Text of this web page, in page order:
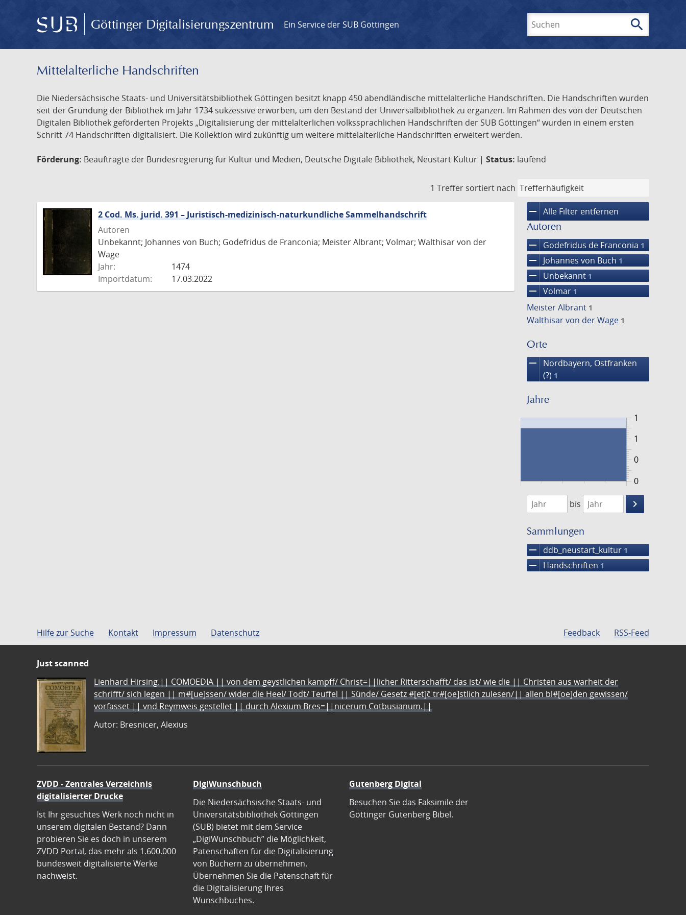
Göttinger Digitalisierungszentrum Ein Service der SUB Göttingen search
Mittelalterliche Handschriften
Die Niedersächsische Staats- und Universitätsbibliothek Göttingen besitzt knapp 450 abendländische mittelalterliche Handschriften. Die Handschriften wurden
seit der Gründung der Bibliothek im Jahr 1734 sukzessive erworben, um den Bestand der Universalbibliothek zu ergänzen. Im Rahmen des von der Deutschen
Digitalen Bibliothek geförderten Projekts „Digitalisierung der mittelalterlichen volkssprachlichen Handschriften der SUB Göttingen“ wurden in einem ersten
Schritt 74 Handschriften digitalisiert. Die Kollektion wird zukünftig um weitere mittelalterliche Handschriften erweitert werden.
Förderung: Beauftragte der Bundesregierung für Kultur und Medien, Deutsche Digitale Bibliothek, Neustart Kultur | Status: laufend
1 Treffer sortiert nach
remove Alle Filter entfernen
Autoren
remove Godefridus de Franconia 1
remove Johannes von Buch 1
remove Unbekannt 1
remove Volmar 1
Meister Albrant 1
Walthisar von der Wage 1
Orte
remove
Nordbayern, Ostfranken
(?) 1
Jahre
0
1
0
1
1474
1475
bis
keyboard_arrow_right
Suche
Sammlungen
remove ddb_neustart_kultur 1
remove Handschriften 1
2 Cod. Ms. jurid. 391 – Juristisch-medizinisch-naturkundliche Sammelhandschrift
Autoren
Unbekannt; Johannes von Buch; Godefridus de Franconia; Meister Albrant; Volmar; Walthisar von der
Wage
Jahr:
1474
Importdatum:
17.03.2022
Hilfe zur Suche Kontakt Impressum Datenschutz Feedback RSS-Feed
Just scanned
Lienhard Hirsing.|| COMOEDIA || von dem geystlichen kampff/ Christ=||licher Ritterschafft/ das ist/ wie die || Christen aus warheit der
schrifft/ sich legen || m#[ue]ssen/ wider die Heel/ Todt/ Teuffel || Sünde/ Gesetz #[et]c̃ tr#[oe]stlich zulesen/|| allen bl#[oe]den gewissen/
vorfasset || vnd Reymweis gestellet || durch Alexium Bres=||nicerum Cotbusianum.||
Autor: Bresnicer, Alexius
ZVDD - Zentrales Verzeichnis
digitalisierter Drucke
Ist Ihr gesuchtes Werk noch nicht in
unserem digitalen Bestand? Dann
probieren Sie es doch in unserem
ZVDD Portal, das mehr als 1.600.000
bundesweit digitalisierte Werke
nachweist.
DigiWunschbuch
Die Niedersächsische Staats- und
Universitätsbibliothek Göttingen
(SUB) bietet mit dem Service
„DigiWunschbuch” die Möglichkeit,
Patenschaften für die Digitalisierung
von Büchern zu übernehmen.
Übernehmen Sie die Patenschaft für
die Digitalisierung Ihres
Wunschbuches.
Gutenberg Digital
Besuchen Sie das Faksimile der
Göttinger Gutenberg Bibel.